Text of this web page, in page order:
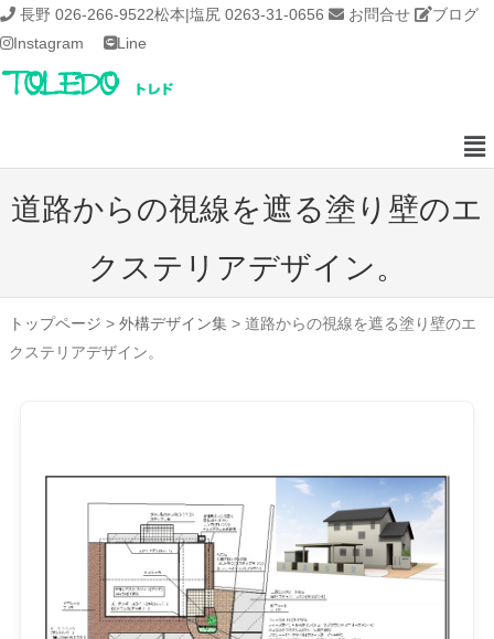
長野 026-266-9522松本|塩尻 0263-31-0656 お問合せ
ブログ
Instagram
Line
道路からの視線を遮る塗り壁のエ
クステリアデザイン。
トップページ > 外構デザイン集 > 道路からの視線を遮る塗り壁のエ
クステリアデザイン。